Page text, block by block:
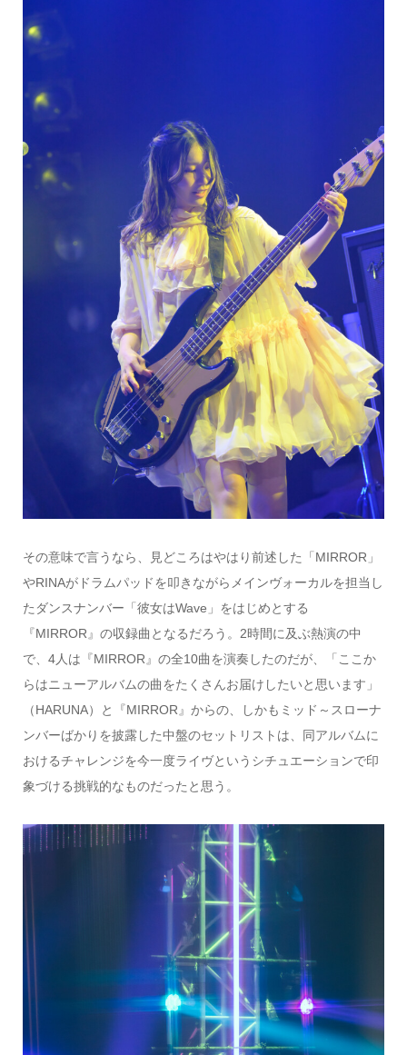
その意味で言うなら、見どころはやはり前述した「MIRROR」
やRINAがドラムパッドを叩きながらメインヴォーカルを担当し
たダンスナンバー「彼女はWave」をはじめとする
『MIRROR』の収録曲となるだろう。2時間に及ぶ熱演の中
で、4人は『MIRROR』の全10曲を演奏したのだが、「ここか
らはニューアルバムの曲をたくさんお届けしたいと思います」
（HARUNA）と『MIRROR』からの、しかもミッド～スローナ
ンバーばかりを披露した中盤のセットリストは、同アルバムに
おけるチャレンジを今一度ライヴというシチュエーションで印
象づける挑戦的なものだったと思う。